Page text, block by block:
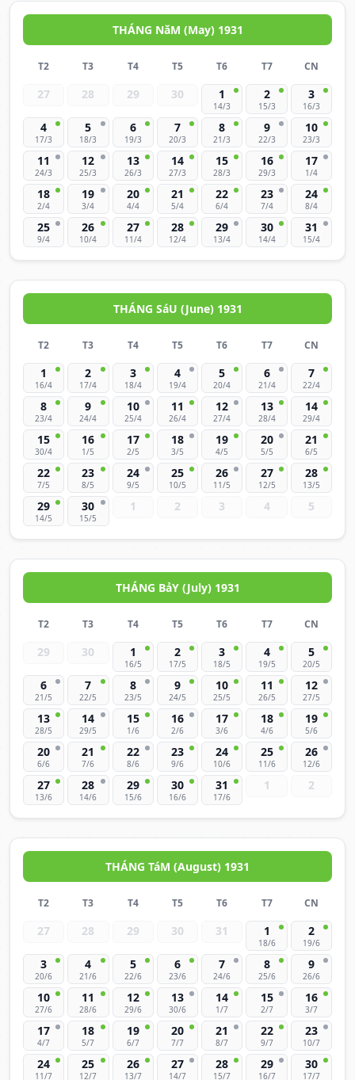
THÁNG NăM (May) 1931
T2 T3 T4 T5 T6 T7 CN
27 28 29 30 1
14/3
2
15/3
3
16/3
4
17/3
5
18/3
6
19/3
7
20/3
8
21/3
9
22/3
10
23/3
11
24/3
12
25/3
13
26/3
14
27/3
15
28/3
16
29/3
17
1/4
18
2/4
19
3/4
20
4/4
21
5/4
22
6/4
23
7/4
24
8/4
25
9/4
26
10/4
27
11/4
28
12/4
29
13/4
30
14/4
31
15/4
THÁNG SáU (June) 1931
T2 T3 T4 T5 T6 T7 CN
1
16/4
2
17/4
3
18/4
4
19/4
5
20/4
6
21/4
7
22/4
8
23/4
9
24/4
10
25/4
11
26/4
12
27/4
13
28/4
14
29/4
15
30/4
16
1/5
17
2/5
18
3/5
19
4/5
20
5/5
21
6/5
22
7/5
23
8/5
24
9/5
25
10/5
26
11/5
27
12/5
28
13/5
29
14/5
30
15/5
1 2 3 4 5
THÁNG BảY (July) 1931
T2 T3 T4 T5 T6 T7 CN
29 30 1
16/5
2
17/5
3
18/5
4
19/5
5
20/5
6
21/5
7
22/5
8
23/5
9
24/5
10
25/5
11
26/5
12
27/5
13
28/5
14
29/5
15
1/6
16
2/6
17
3/6
18
4/6
19
5/6
20
6/6
21
7/6
22
8/6
23
9/6
24
10/6
25
11/6
26
12/6
27
13/6
28
14/6
29
15/6
30
16/6
31
17/6
1 2
THÁNG TáM (August) 1931
T2 T3 T4 T5 T6 T7 CN
27 28 29 30 31 1
18/6
2
19/6
3
20/6
4
21/6
5
22/6
6
23/6
7
24/6
8
25/6
9
26/6
10
27/6
11
28/6
12
29/6
13
30/6
14
1/7
15
2/7
16
3/7
17
4/7
18
5/7
19
6/7
20
7/7
21
8/7
22
9/7
23
10/7
24
11/7
25
12/7
26
13/7
27
14/7
28
15/7
29
16/7
30
17/7